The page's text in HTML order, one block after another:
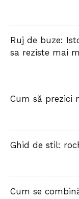
Ruj de buze:
sa reziste mai
Cum să prezici
Ghid de stil:
Cum se